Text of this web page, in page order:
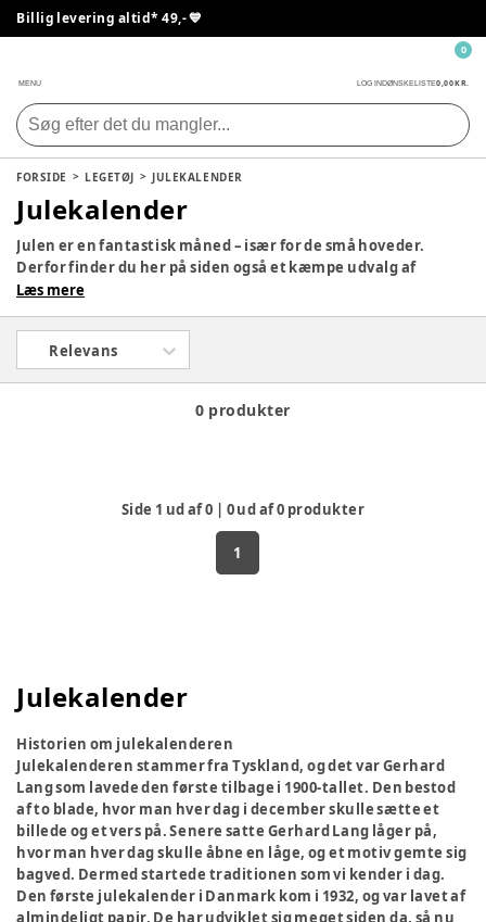
Billig levering altid* 49,- 💙
MENU LOG INDØNSKELISTE0,00 KR.
0
FORSIDE LEGETØJ JULEKALENDER
Julekalender
Julen er en fantastisk måned – især for de små hoveder.
Derfor finder du her på siden også et kæmpe udvalg af
julekalendere, så dit barn kan få en lille gave hver dag i
om der ikke er en, som vil falde i god jord hjemme hos jer.
Læs mere
Relevans
0 produkter
Side 1 ud af0 | 0ud af0 produkter
1
Julekalender
Historien om julekalenderen
Julekalenderen stammer fra Tyskland, og det var Gerhard
Lang som lavede den første tilbage i 1900-tallet. Den bestod
af to blade, hvor man hver dag i december skulle sætte et
billede og et vers på. Senere satte Gerhard Lang låger på,
hvor man hver dag skulle åbne en låge, og et motiv gemte sig
bagved. Dermed startede traditionen som vi kender i dag.
Den første julekalender i Danmark kom i 1932, og var lavet af
almindeligt papir. De har udviklet sig meget siden da, så nu